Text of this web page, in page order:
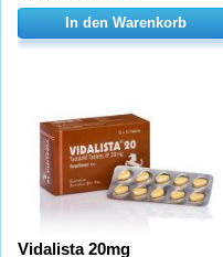
In den Warenkorb
Vidalista 20mg